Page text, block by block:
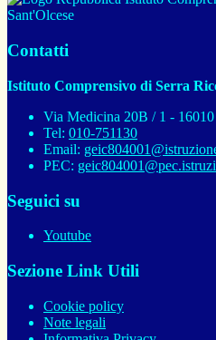
Sant'Olcese
Contatti
Istituto Comprensivo di Serra
Via Medicina 20B / 1 -
Tel: 010-751130
Email:
PEC:
Seguici su
Youtube
Sezione Link Utili
Cookie policy
Note legali